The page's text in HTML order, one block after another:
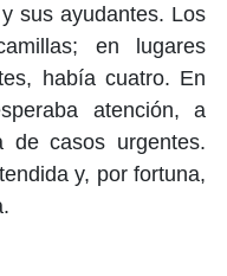
sus ayudantes. Los
en lugares
había cuatro. En
atención, a
de casos urgentes.
y, por fortuna,